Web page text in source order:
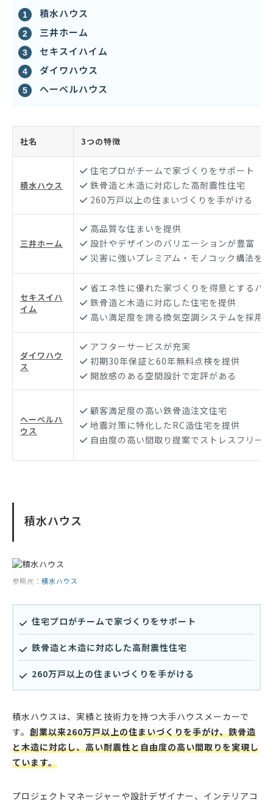
積水ハウス
三井ホーム
セキスイハイム
ダイワハウス
ヘーベルハウス
社名 3つの特徴
積水ハウス
住宅プロがチームで家づくりをサポート
鉄骨造と木造に対応した高耐震性住宅
260万戸以上の住まいづくりを手がける
三井ホーム
高品質な住まいを提供
設計やデザインのバリエーションが豊富
災害に強いプレミアム・モノコック構法を
セキスイハ
イム
省エネ性に優れた家づくりを得意とするハ
鉄骨造と木造に対応した住宅を提供
高い満足度を誇る換気空調システムを採用
ダイワハウ
ス
アフターサービスが充実
初期30年保証と60年無料点検を提供
開放感のある空間設計で定評がある
ヘーベルハ
ウス
顧客満足度の高い鉄骨造注文住宅
地震対策に特化したRC造住宅を提供
自由度の高い間取り提案でストレスフリー
積水ハウス
参照元： 積水ハウス
住宅プロがチームで家づくりをサポート
鉄骨造と木造に対応した高耐震性住宅
260万戸以上の住まいづくりを手がける
積水ハウスは、実績と技術力を持つ大手ハウスメーカーで
す。 創業以来260万戸以上の住まいづくりを手がけ、鉄骨造
と木造に対応し、高い耐震性と自由度の高い間取りを実現し
ています。
プロジェクトマネージャーや設計デザイナー、インテリアコ